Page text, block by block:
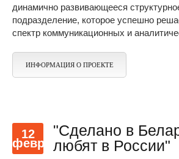
динамично развивающееся
подразделение, которое успешно
спектр коммуникационных и
ИНФОРМАЦИЯ О ПРОЕКТЕ
12
февр
"Сделано в
любят в России"